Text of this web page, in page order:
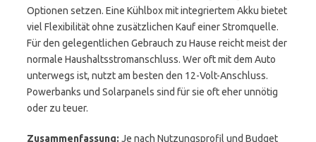
Optionen setzen. Eine Kühlbox mit integriertem Akku bietet
viel Flexibilität ohne zusätzlichen Kauf einer Stromquelle.
Für den gelegentlichen Gebrauch zu Hause reicht meist der
normale Haushaltsstromanschluss. Wer oft mit dem Auto
unterwegs ist, nutzt am besten den 12-Volt-Anschluss.
Powerbanks und Solarpanels sind für sie oft eher unnötig
oder zu teuer.
Zusammenfassung: Je nach Nutzungsprofil und Budget